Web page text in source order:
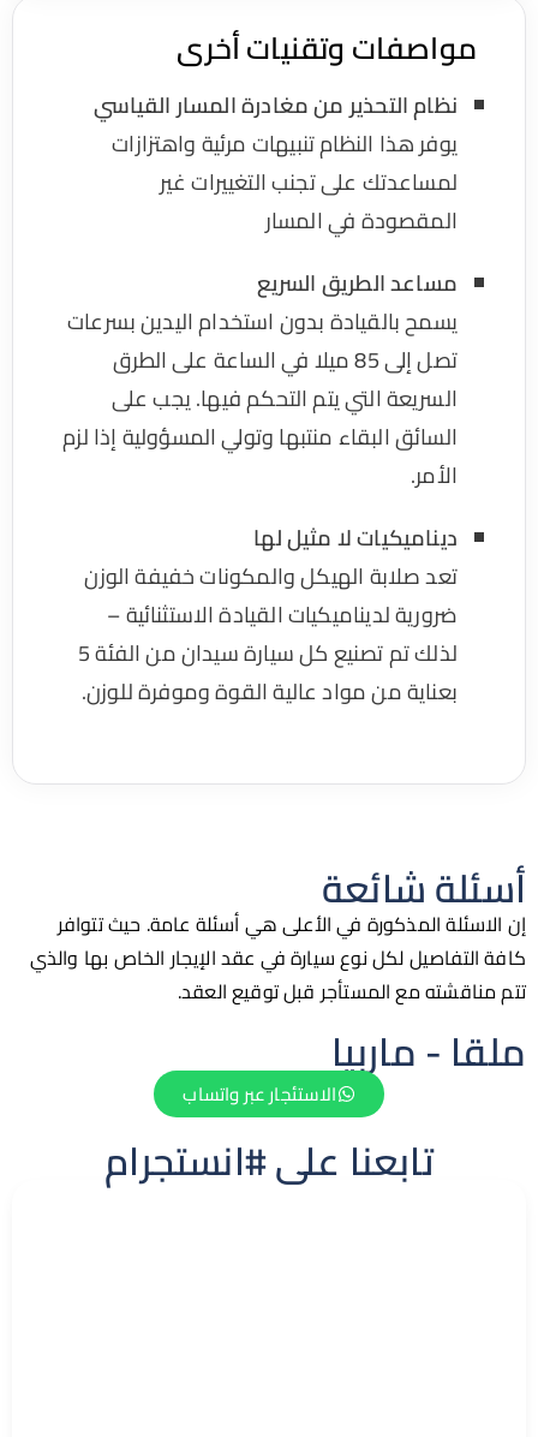
وتقنيات أخرى
نظام التحذير من مغادرة المسار القياسي
يوفر هذا النظام تنبيهات مرئية واهتزازات
لمساعدتك على تجنب التغييرات غير
المقصودة في المسار
مساعد الطريق السريع
يسمح بالقيادة بدون استخدام اليدين بسرعات
تصل إلى 85 ميلا في الساعة على الطرق
السريعة التي يتم التحكم فيها. يجب على
السائق البقاء منتبها وتولي المسؤولية إذا لزم
ديناميكيات لا مثيل لها
تعد صلابة الهيكل والمكونات خفيفة الوزن
ضرورية لديناميكيات القيادة الاستثنائية –
لذلك تم تصنيع كل سيارة سيدان من الفئة 5
بعناية من مواد عالية القوة وموفرة للوزن.
شائعة
المذكورة في الأعلى هي أسئلة عامة. حيث تتوافر
لكل نوع سيارة في عقد الإيجار الخاص بها والذي
مع المستأجر قبل توقيع العقد.
- ماربيا
الاستئجار عبر واتساب
تابعنا على #انستجرام